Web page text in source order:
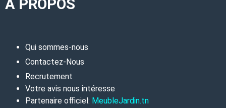
A PROPOS
Qui sommes-nous
Contactez-Nous
Recrutement
Votre avis nous intéresse
Partenaire officiel: MeubleJardin.tn